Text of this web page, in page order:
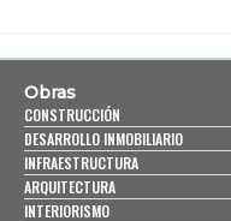
Obras
CONSTRUCCIÓN
DESARROLLO INMOBILIARIO
INFRAESTRUCTURA
ARQUITECTURA
INTERIORISMO